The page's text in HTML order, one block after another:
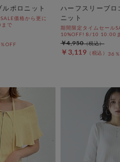
ポロニット
価格から更に
で
OFF
ハーフスリーブロ
ニット
期間限定タイムセール
10%OFF! 8/10 10:00
￥3,119 36
￥4,950